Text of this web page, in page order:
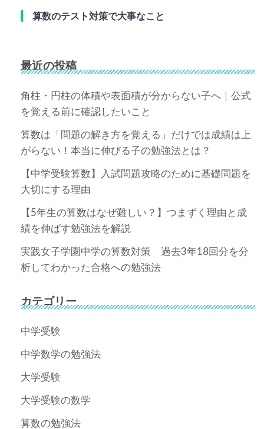
算数のテスト対策で大事なこと
最近の投稿
角柱・円柱の体積や表面積が分からない子へ｜公式
を覚える前に確認したいこと
算数は「問題の解き方を覚える」だけでは成績は上
がらない！本当に伸びる子の勉強法とは？
【中学受験算数】入試問題攻略のために基礎問題を
大切にする理由
【5年生の算数はなぜ難しい？】つまずく理由と成
績を伸ばす勉強法を解説
実践女子学園中学の算数対策 過去3年18回分を分
析してわかった合格への勉強法
カテゴリー
中学受験
中学数学の勉強法
大学受験
大学受験の数学
算数の勉強法